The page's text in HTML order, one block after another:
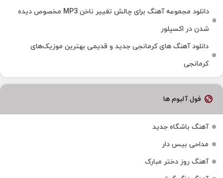
دانلود مجموعه آهنگ برای چالش تغییر ناخن MP3 مخصوص دیده
شدن در اکسپلور
دانلود آهنگ‌ های کرمانجی جدید و قدیمی بهترین موزیک‌های
کرمانجی
فول آلبوم ها
آهنگ باشگاه جدید
مداحی بیس دار
آهنگ روز دختر مبارک